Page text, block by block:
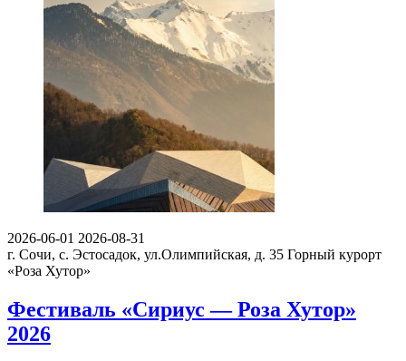
2026-06-01 2026-08-31
г. Сочи, с. Эстосадок, ул.Олимпийская, д. 35 Горный курорт
«Роза Хутор»
Фестиваль «Сириус — Роза Хутор»
2026